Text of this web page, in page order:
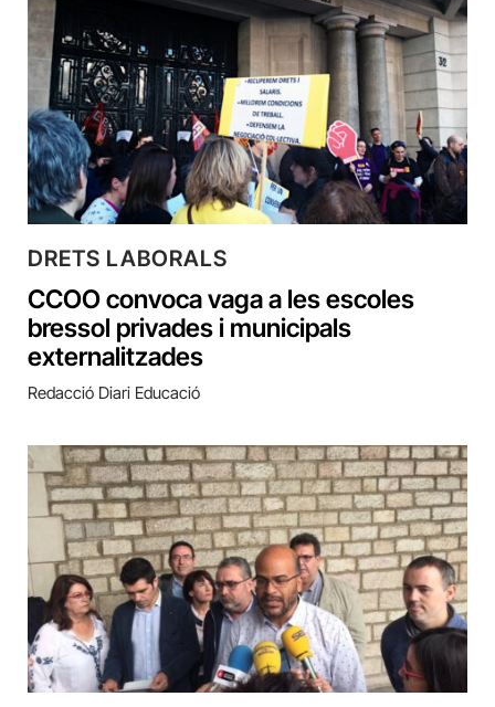
DRETS LABORALS
CCOO convoca vaga a les escoles
bressol privades i municipals
externalitzades
Redacció Diari Educació